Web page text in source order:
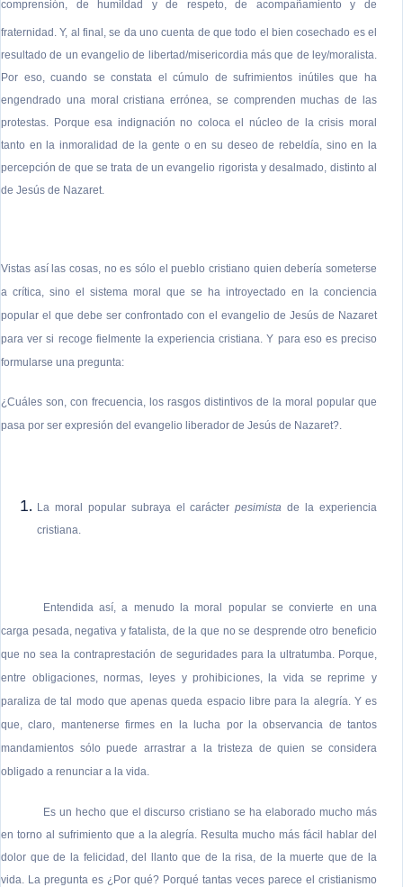
comprensión, de humildad y de respeto, de acompañamiento y de
fraternidad . Y, al final, se da uno cuenta de que todo el bien cosechado es el
resultado de un evangelio de libertad/misericordia más que de ley/moralista.
Por eso, cuando se constata el cúmulo de sufrimientos inútiles que ha
engendrado una moral cristiana errónea, se comprenden muchas de las
protestas. Porque esa indignación no coloca el núcleo de la crisis moral
tanto en la inmoralidad de la gente o en su deseo de rebeldía, sino en la
percepción de que se trata de un evangelio rigorista y desalmado, distinto al
de Jesús de Nazaret.
Vistas así las cosas, no es sólo el pueblo cristiano quien debería someterse
a crítica, sino el sistema moral que se ha introyectado en la conciencia
popular el que debe ser confrontado con el evangelio de Jesús de Nazaret
para ver si recoge fielmente la experiencia cristiana. Y para eso es preciso
formularse una pregunta:
¿Cuáles son, con frecuencia, los rasgos distintivos de la moral popular que
pasa por ser expresión del evangelio liberador de Jesús de Nazaret?.
La moral popular subraya el carácter pesimistade la experiencia
cristiana.
Entendida así, a menudo la moral popular se convierte en una
carga pesada, negativa y fatalista, de la que no se desprende otro beneficio
que no sea la contraprestación de seguridades para la ultratumba. Porque,
entre obligaciones, normas, leyes y prohibiciones, la vida se reprime y
paraliza de tal modo que apenas queda espacio libre para la alegría. Y es
que, claro, mantenerse firmes en la lucha por la observancia de tantos
mandamientos sólo puede arrastrar a la tristeza de quien se considera
obligado a renunciar a la vida.
Es un hecho que el discurso cristiano se ha elaborado mucho más
en torno al sufrimiento que a la alegría. Resulta mucho más fácil hablar del
dolor que de la felicidad, del llanto que de la risa, de la muerte que de la
vida. La pregunta es ¿Por qué? Porqué tantas veces parece el cristianismo